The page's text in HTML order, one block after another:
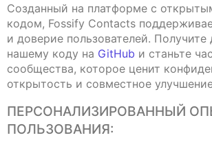
Созданный на платформе с
кодом, Fossify Contacts
и доверие пользователей. Получите
нашему коду на GitHub и станьте
сообщества, которое ценит
открытость и совместное
ПЕРСОНАЛИЗИРОВАННЫЙ
ПОЛЬЗОВАНИЯ: